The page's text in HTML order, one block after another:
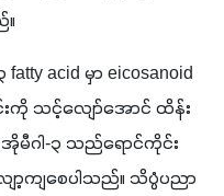
acid မှာ eicosanoid
ကို သင့်လျော်အောင် ထိန်း
အိုမီဂါ-၃ သည်ရောင်ကိုင်း
ော့ကျစေပါသည်။ သိပ္ပံပညာ